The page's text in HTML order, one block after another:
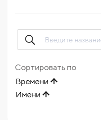
Сортировать по
Времени
Имени